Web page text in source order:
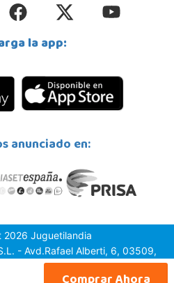
la app:
anunciado en:
Juguetilandia
- Avd.Rafael Alberti, 6, 03509,
(Alicante)